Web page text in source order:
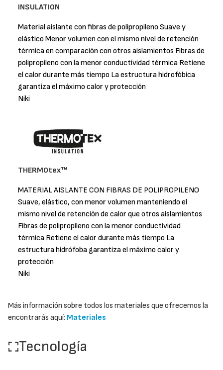
INSULATION
Material aislante con fibras de polipropileno Suave y
elástico Menor volumen con el mismo nivel de retención
térmica en comparación con otros aislamientos Fibras de
polipropileno con la menor conductividad térmica Retiene
el calor durante más tiempo La estructura hidrofóbica
garantiza el máximo calor y protección
Niki
THERMOtex™
MATERIAL AISLANTE CON FIBRAS DE POLIPROPILENO
Suave, elástico, con menor volumen manteniendo el
mismo nivel de retención de calor que otros aislamientos
Fibras de polipropileno con la menor conductividad
térmica Retiene el calor durante más tiempo La
estructura hidrófoba garantiza el máximo calor y
protección
Niki
Más información sobre todos los materiales que ofrecemos la
encontrarás aquí: Materiales
Tecnología